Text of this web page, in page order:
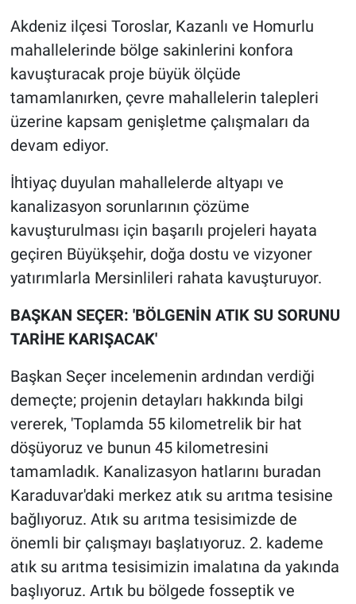
Akdeniz ilçesi Toroslar, Kazanlı ve Homurlu
mahallelerinde bölge sakinlerini konfora
kavuşturacak proje büyük ölçüde
tamamlanırken, çevre mahallelerin talepleri
üzerine kapsam genişletme çalışmaları da
devam ediyor.
İhtiyaç duyulan mahallelerde altyapı ve
kanalizasyon sorunlarının çözüme
kavuşturulması için başarılı projeleri hayata
geçiren Büyükşehir, doğa dostu ve vizyoner
yatırımlarla Mersinlileri rahata kavuşturuyor.
BAŞKAN SEÇER: 'BÖLGENİN ATIK SU SORUNU
TARİHE KARIŞACAK'
Başkan Seçer incelemenin ardından verdiği
demeçte; projenin detayları hakkında bilgi
vererek, 'Toplamda 55 kilometrelik bir hat
döşüyoruz ve bunun 45 kilometresini
tamamladık. Kanalizasyon hatlarını buradan
Karaduvar'daki merkez atık su arıtma tesisine
bağlıyoruz. Atık su arıtma tesisimizde de
önemli bir çalışmayı başlatıyoruz. 2. kademe
atık su arıtma tesisimizin imalatına da yakında
başlıyoruz. Artık bu bölgede fosseptik ve